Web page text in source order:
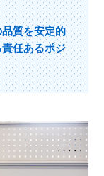
質を安定的
任あるポジ